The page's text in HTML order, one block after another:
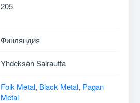
205
Финляндия
Yhdeksän Sairautta
Folk Metal, Black Metal, Pagan
Metal